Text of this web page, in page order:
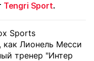
Tengri Sport.
Sports
Лионель Месси
тренер "Интер